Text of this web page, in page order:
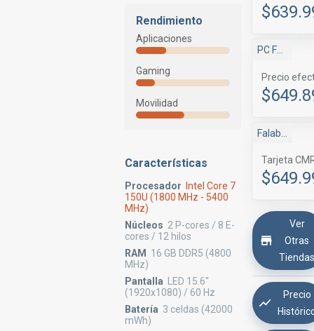
Rendimiento
Aplicaciones
Gaming
Movilidad
Características
Procesador
Intel Core 7
150U (1800 MHz - 5400
MHz)
Núcleos 2 P-cores / 8 E-
cores / 12 hilos
RAM
16 GB DDR5 (4800
MHz)
Pantalla
LED 15.6"
(1920x1080) / 60 Hz
Batería 3 celdas (42000
mWh)
Precio
Tarjeta
Ver
Otras
Precio